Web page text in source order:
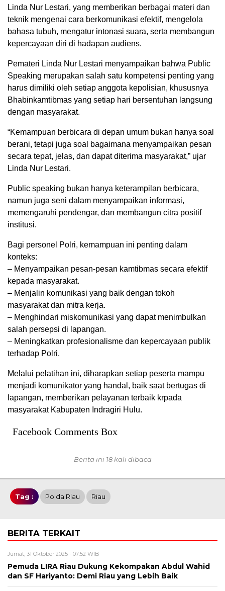
Linda Nur Lestari, yang memberikan berbagai materi dan
teknik mengenai cara berkomunikasi efektif, mengelola
bahasa tubuh, mengatur intonasi suara, serta membangun
kepercayaan diri di hadapan audiens.
Pemateri Linda Nur Lestari menyampaikan bahwa Public
Speaking merupakan salah satu kompetensi penting yang
harus dimiliki oleh setiap anggota kepolisian, khususnya
Bhabinkamtibmas yang setiap hari bersentuhan langsung
dengan masyarakat.
“Kemampuan berbicara di depan umum bukan hanya soal
berani, tetapi juga soal bagaimana menyampaikan pesan
secara tepat, jelas, dan dapat diterima masyarakat,” ujar
Linda Nur Lestari.
Public speaking bukan hanya keterampilan berbicara,
namun juga seni dalam menyampaikan informasi,
memengaruhi pendengar, dan membangun citra positif
institusi.
Bagi personel Polri, kemampuan ini penting dalam
konteks:
– Menyampaikan pesan-pesan kamtibmas secara efektif
kepada masyarakat.
– Menjalin komunikasi yang baik dengan tokoh
masyarakat dan mitra kerja.
– Menghindari miskomunikasi yang dapat menimbulkan
salah persepsi di lapangan.
– Meningkatkan profesionalisme dan kepercayaan publik
terhadap Polri.
Melalui pelatihan ini, diharapkan setiap peserta mampu
menjadi komunikator yang handal, baik saat bertugas di
lapangan, memberikan pelayanan terbaik krpada
masyarakat Kabupaten Indragiri Hulu.
Facebook Comments Box
Berita ini 18 kali dibaca
Tag : Polda Riau Riau
BERITA TERKAIT
Jumat, 31 Oktober 2025 - 07:52 WIB
Pemuda LIRA Riau Dukung Kekompakan Abdul Wahid
dan SF Hariyanto: Demi Riau yang Lebih Baik